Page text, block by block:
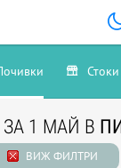
Стоки
1 МАЙ В
ВИЖ ФИЛТРИ